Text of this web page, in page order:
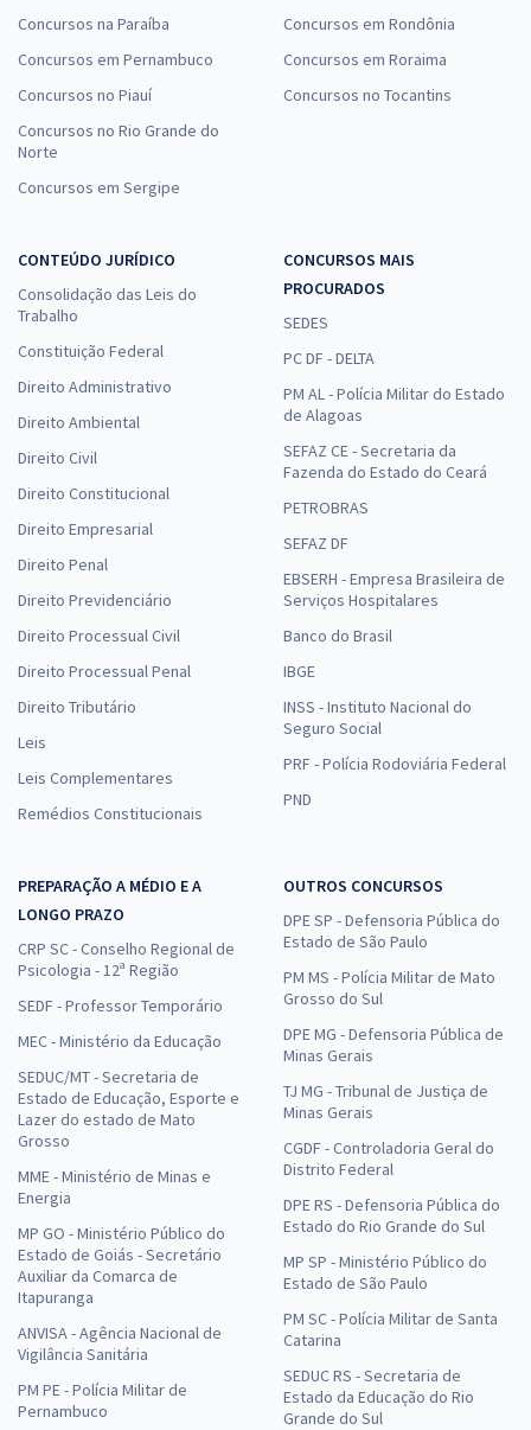
Concursos na Paraíba
Concursos em Pernambuco
Concursos no Piauí
Concursos no Rio Grande do
Norte
Concursos em Sergipe
Concursos em Rondônia
Concursos em Roraima
Concursos no Tocantins
CONTEÚDO JURÍDICO
Consolidação das Leis do
Trabalho
Constituição Federal
Direito Administrativo
Direito Ambiental
Direito Civil
Direito Constitucional
Direito Empresarial
Direito Penal
Direito Previdenciário
Direito Processual Civil
Direito Processual Penal
Direito Tributário
Leis
Leis Complementares
Remédios Constitucionais
CONCURSOS MAIS
PROCURADOS
SEDES
PC DF - DELTA
PM AL - Polícia Militar do Estado
de Alagoas
SEFAZ CE - Secretaria da
Fazenda do Estado do Ceará
PETROBRAS
SEFAZ DF
EBSERH - Empresa Brasileira de
Serviços Hospitalares
Banco do Brasil
IBGE
INSS - Instituto Nacional do
Seguro Social
PRF - Polícia Rodoviária Federal
PND
PREPARAÇÃO A MÉDIO E A
LONGO PRAZO
CRP SC - Conselho Regional de
Psicologia - 12ª Região
SEDF - Professor Temporário
MEC - Ministério da Educação
SEDUC/MT - Secretaria de
Estado de Educação, Esporte e
Lazer do estado de Mato
Grosso
MME - Ministério de Minas e
Energia
MP GO - Ministério Público do
Estado de Goiás - Secretário
Auxiliar da Comarca de
Itapuranga
ANVISA - Agência Nacional de
Vigilância Sanitária
PM PE - Polícia Militar de
Pernambuco
OUTROS CONCURSOS
DPE SP - Defensoria Pública do
Estado de São Paulo
PM MS - Polícia Militar de Mato
Grosso do Sul
DPE MG - Defensoria Pública de
Minas Gerais
TJ MG - Tribunal de Justiça de
Minas Gerais
CGDF - Controladoria Geral do
Distrito Federal
DPE RS - Defensoria Pública do
Estado do Rio Grande do Sul
MP SP - Ministério Público do
Estado de São Paulo
PM SC - Polícia Militar de Santa
Catarina
SEDUC RS - Secretaria de
Estado da Educação do Rio
Grande do Sul